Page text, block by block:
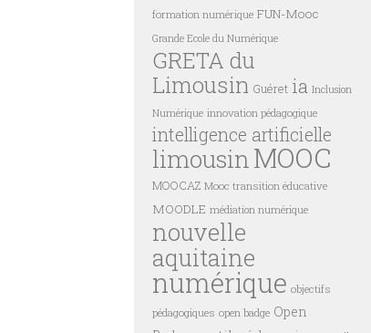
formation numérique FUN-Mooc
Grande Ecole du Numérique
GRETA du
Limousin Guéret ia Inclusion
Numérique innovation pédagogique
intelligence artificielle
limousin MOOC
MOOCAZ Mooc transition éducative
MOODLE médiation numérique
nouvelle
aquitaine
numérique objectifs
pédagogiques open badge Open